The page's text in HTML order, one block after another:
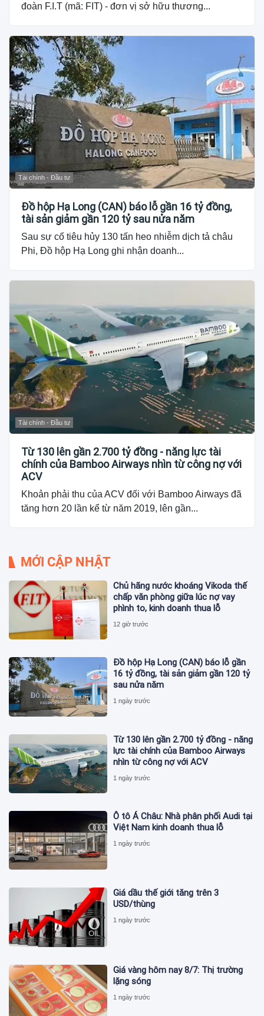
đoàn F.I.T (mã: FIT) - đơn vị sở hữu thương...
Tài chính - Đầu tư
Đồ hộp Hạ Long (CAN) báo lỗ gần 16 tỷ đồng,
tài sản giảm gần 120 tỷ sau nửa năm
Sau sự cố tiêu hủy 130 tấn heo nhiễm dịch tả châu
Phi, Đồ hộp Hạ Long ghi nhận doanh...
Tài chính - Đầu tư
Từ 130 lên gần 2.700 tỷ đồng - năng lực tài
chính của Bamboo Airways nhìn từ công nợ với
ACV
Khoản phải thu của ACV đối với Bamboo Airways đã
tăng hơn 20 lần kể từ năm 2019, lên gần...
MỚI CẬP NHẬT
Chủ hãng nước khoáng Vikoda thế
chấp văn phòng giữa lúc nợ vay
phình to, kinh doanh thua lỗ
12 giờ trước
Đồ hộp Hạ Long (CAN) báo lỗ gần
16 tỷ đồng, tài sản giảm gần 120 tỷ
sau nửa năm
1 ngày trước
Từ 130 lên gần 2.700 tỷ đồng - năng
lực tài chính của Bamboo Airways
nhìn từ công nợ với ACV
1 ngày trước
Ô tô Á Châu: Nhà phân phối Audi tại
Việt Nam kinh doanh thua lỗ
1 ngày trước
Giá dầu thế giới tăng trên 3
USD/thùng
1 ngày trước
Giá vàng hôm nay 8/7: Thị trường
lặng sóng
1 ngày trước